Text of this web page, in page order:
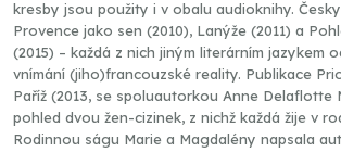
kresby jsou použity i v obalu audioknihy.
Provence jako sen (2010), Lanýže (2011) a
(2015) – každá z nich jiným literárním jazykem
vnímání (jiho)francouzské reality. Publikace
Paříž (2013, se spoluautorkou Anne Delaflotte
pohled dvou žen-cizinek, z nichž každá žije v
Rodinnou ságu Marie a Magdalény napsala